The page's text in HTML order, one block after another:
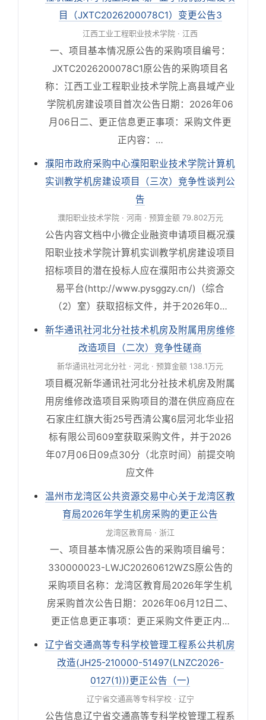
目（JXTC2026200078C1）变更公告3
江西工业工程职业技术学院 · 江西
一、项目基本情况原公告的采购项目编号：
JXTC2026200078C1原公告的采购项目名
称：江西工业工程职业技术学院上高县域产业
学院机房建设项目首次公告日期：2026年06
月06日二、更正信息更正事项：采购文件更
正内容：…
濮阳市政府采购中心濮阳职业技术学院计算机
实训教学机房建设项目（三次）竞争性谈判公
告
濮阳职业技术学院 · 河南 · 预算金额 79.802万元
公告内容文档中小微企业融资申请项目概况濮
阳职业技术学院计算机实训教学机房建设项目
招标项目的潜在投标人应在濮阳市公共资源交
易平台(http://www.pysggzy.cn/)（综合
（2）室）获取招标文件，并于2026年0…
新华通讯社河北分社技术机房及附属用房维修
改造项目（二次）竞争性磋商
新华通讯社河北分社 · 河北 · 预算金额 138.1万元
项目概况新华通讯社河北分社技术机房及附属
用房维修改造项目采购项目的潜在供应商应在
石家庄红旗大街25号西清公寓6层河北华业招
标有限公司609室获取采购文件，并于2026
年07月06日09点30分（北京时间）前提交响
应文件
温州市龙湾区公共资源交易中心关于龙湾区教
育局2026年学生机房采购的更正公告
龙湾区教育局 · 浙江
一、项目基本情况原公告的采购项目编号：
330000023-LWJC20260612WZS原公告的
采购项目名称：龙湾区教育局2026年学生机
房采购首次公告日期：2026年06月12日二、
更正信息更正事项：更正采购文件更正内…
辽宁省交通高等专科学校管理工程系公共机房
改造(JH25-210000-51497(LNZC2026-
0127(1)))更正公告（一)
辽宁省交通高等专科学校 · 辽宁
公告信息辽宁省交通高等专科学校管理工程系